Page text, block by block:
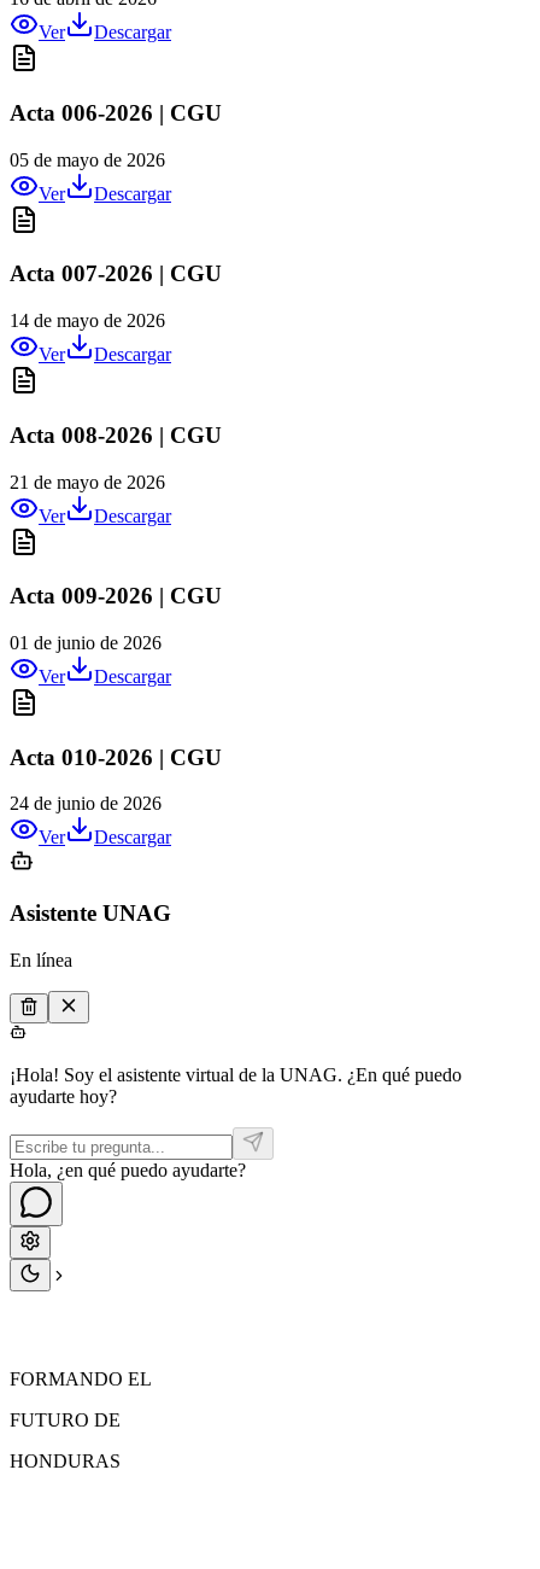
Ver
Descargar
Acta 006-2026 | CGU
05 de mayo de 2026
Ver
Descargar
Acta 007-2026 | CGU
14 de mayo de 2026
Ver
Descargar
Acta 008-2026 | CGU
21 de mayo de 2026
Ver
Descargar
Acta 009-2026 | CGU
01 de junio de 2026
Ver
Descargar
Acta 010-2026 | CGU
24 de junio de 2026
Ver
Descargar
Asistente UNAG
En línea
¡Hola! Soy el asistente virtual de la UNAG. ¿En qué puedo
ayudarte hoy?
Hola, ¿en qué puedo ayudarte?
FORMANDO EL
FUTURO DE
HONDURAS